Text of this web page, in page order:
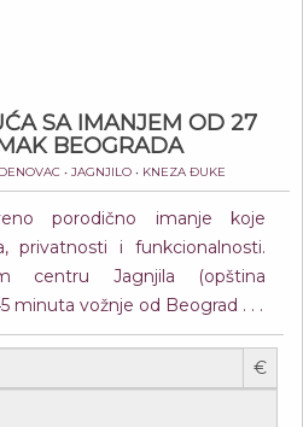
SA IMANJEM OD 27
BEOGRADA
• JAGNJILO • KNEZA ĐUKE
porodično imanje koje
privatnosti i funkcionalnosti.
centru Jagnjila (opština
minuta vožnje od Beograd . . .
€